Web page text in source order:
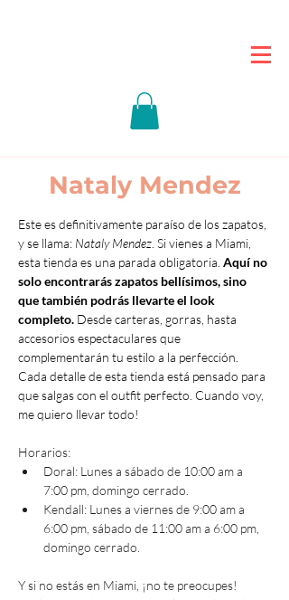
Nataly Mendez
Este es definitivamente paraíso de los zapatos,
y se llama: Nataly Mendez . Si vienes a Miami,
esta tienda es una parada obligatoria. Aquí no
solo encontrarás zapatos bellísimos, sino
que también podrás llevarte el look
completo. Desde carteras, gorras, hasta
accesorios espectaculares que
complementarán tu estilo a la perfección.
Cada detalle de esta tienda está pensado para
que salgas con el outfit perfecto. Cuando voy,
me quiero llevar todo!
Horarios:
Doral: Lunes a sábado de 10:00 am a
7:00 pm, domingo cerrado.
Kendall: Lunes a viernes de 9:00 am a
6:00 pm, sábado de 11:00 am a 6:00 pm,
domingo cerrado.
Y si no estás en Miami, ¡no te preocupes!